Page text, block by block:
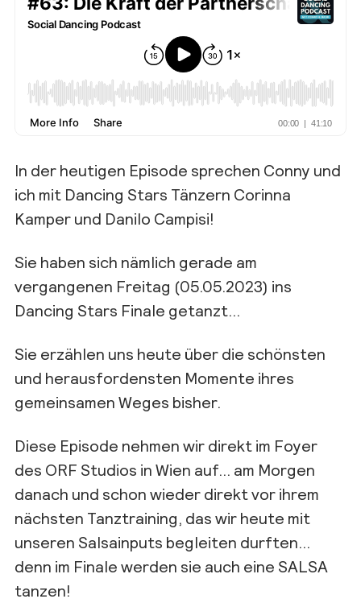
In der heutigen Episode sprechen Conny und
ich mit Dancing Stars Tänzern Corinna
Kamper und Danilo Campisi!
Sie haben sich nämlich gerade am
vergangenen Freitag (05.05.2023) ins
Dancing Stars Finale getanzt…
Sie erzählen uns heute über die schönsten
und herausfordensten Momente ihres
gemeinsamen Weges bisher.
Diese Episode nehmen wir direkt im Foyer
des ORF Studios in Wien auf… am Morgen
danach und schon wieder direkt vor ihrem
nächsten Tanztraining, das wir heute mit
unseren Salsainputs begleiten durften…
denn im Finale werden sie auch eine SALSA
tanzen!